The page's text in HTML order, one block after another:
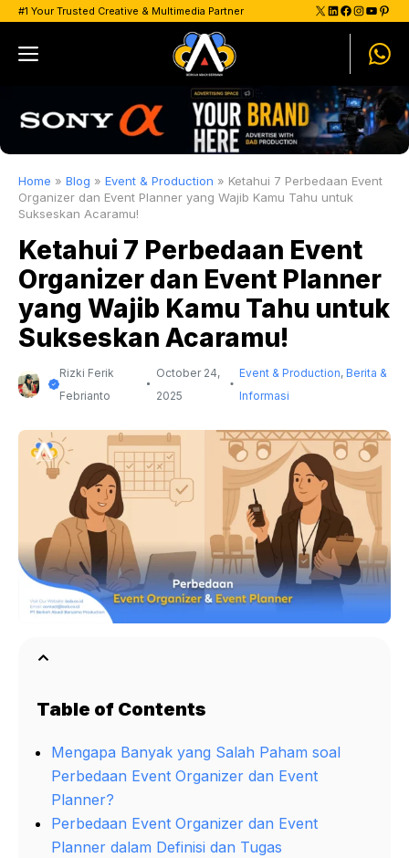
Skip
content
#1 Your Trusted Creative & Multimedia Partner X LinkedIn
Facebook
Instagram
Menu
Home » Blog » Event & Production » Ketahui 7 Perbedaan Event
Organizer dan Event Planner yang Wajib Kamu Tahu untuk
Sukseskan Acaramu!
Ketahui 7 Perbedaan Event
Organizer dan Event Planner
yang Wajib Kamu Tahu untuk
Sukseskan Acaramu!
Rizki Ferik
Febrianto
October 24,
2025
Event & Production,Berita &
Informasi
Table of Contents
Mengapa Banyak yang Salah Paham soal
Perbedaan Event Organizer dan Event
Planner?
Perbedaan Event Organizer dan Event
Planner dalam Definisi dan Tugas